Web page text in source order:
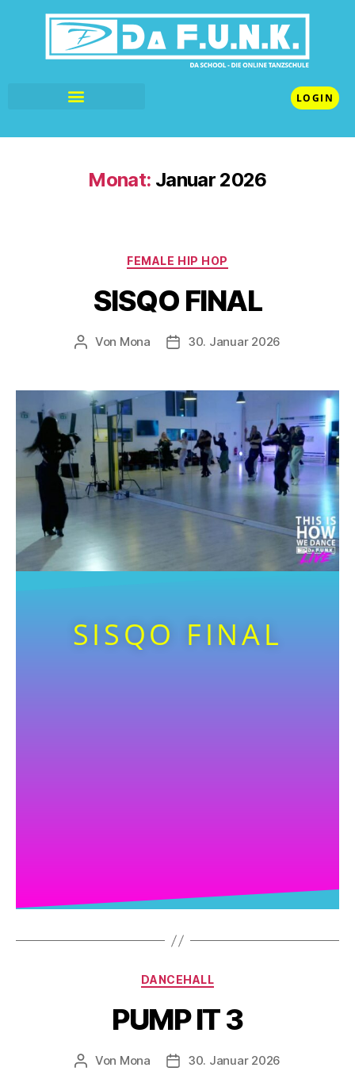
LOGIN
Monat: Januar 2026
FEMALE HIP HOP
SISQO FINAL
Von Mona 30. Januar 2026
SISQO FINAL
DANCEHALL
PUMP IT 3
Von Mona 30. Januar 2026